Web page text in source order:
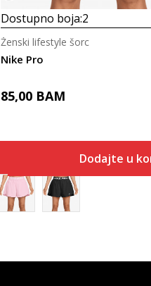
Dostupno boja:2
Nike Pro
Ženski lifestyle šorc
85,00 BAM
Dodajte u